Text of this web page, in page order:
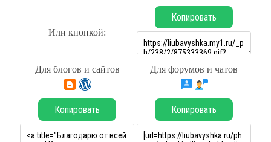
Или кнопкой:
Копировать
Для блогов и сайтов Для форумов и чатов
Копировать Копировать